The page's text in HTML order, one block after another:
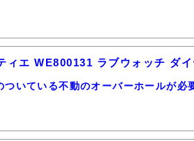
ィエ WE800131 ラブウォッチ ダ
ついている不動のオーバーホールが必